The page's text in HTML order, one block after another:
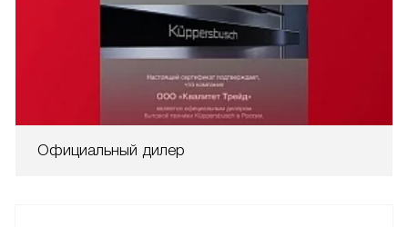
Официальный дилер